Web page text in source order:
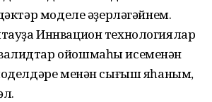
моделе әҙерләгәйнем.
Иннвацион технологиялар
ойошмаһы исеменән
менән сығыш яһаным,